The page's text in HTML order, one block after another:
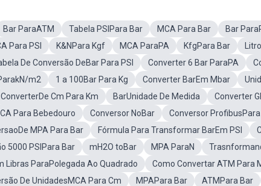
Bar ParaATM Tabela PSIPara Bar MCA Para Bar Bar
Para PSI
K&NPara Kgf MCA ParaPA KfgPara Bar
De Conversão DeBar Para PSI Converter 6 Bar ParaPA
m2
1 a 100Bar Para Kg Converter BarEm Mbar
ConverterDe Cm Para Km BarUnidade De Medida
Converter
Para Bebedouro
Conversor NoBar
Conversor
MPA Para Bar
Fórmula Para Transformar BarEm PSI
5000 PSIPara Bar
mH2O toBar MPA ParaN
Libras ParaPolegada Ao Quadrado
Como Convertar ATM Para
De UnidadesMCA Para Cm
MPAPara Bar ATMPara Bar